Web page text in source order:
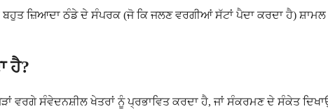
ਬਹੁਤ ਜ਼ਿਆਦਾ ਠੰਡੇ ਦੇ ਸੰਪਰਕ (ਜੋ ਕਿ ਜਲਣ ਵਰਗੀਆਂ ਸੱਟਾਂ ਪੈਦਾ ਕਰਦਾ ਹੈ)
ਹੈ?
ਵਰਗੇ ਸੰਵੇਦਨਸ਼ੀਲ ਖੇਤਰਾਂ ਨੂੰ ਪ੍ਰਭਾਵਿਤ ਕਰਦਾ ਹੈ, ਜਾਂ ਸੰਕਰਮਣ ਦੇ ਸੰਕੇਤ